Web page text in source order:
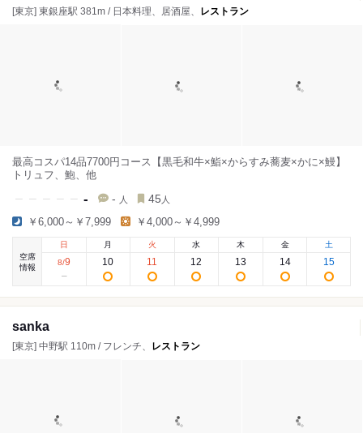
[東京] 東銀座駅 381m / 日本料理、居酒屋、 レストラン
最高コスパ14品7700円コース【黒毛和牛×鮨×からすみ蕎麦×かに×鰻】
トリュフ、鮑、他
- - 人 45 人
￥6,000～￥7,999 ￥4,000～￥4,999
空席
情報
日
8/9
月
10
火
11
水
12
木
13
金
14
土
15
sanka
[東京] 中野駅 110m / フレンチ、 レストラン